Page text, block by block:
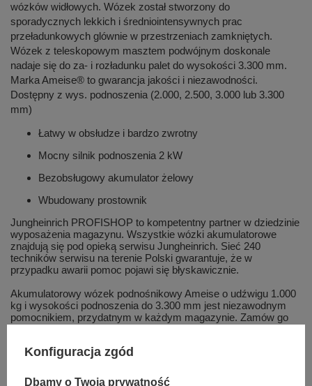
wózków widłowych. Wózek został stworzony do
sporadycznych lekkich i średniointensywnych prac
przeładunkowych glównie w przestrzeniach zamkniętych.
Wózek z teleskopowym masztem podwójnym doskonale
nadaje się do za- i rozładunku palet do wysokości 3.300 mm.
Marka Ameise® to gwarancja jakości i niezawodności.
Dostępny z wys. podnoszenia (2.000, 2.500, 3.000 lub 3.300
mm)
Łatwy w obsłudze i bardzo zwrotny
Mocny silnik podnoszenia 2 kW
Bezobsługowy akumulator żelowy
Wbudowany prostownik
Jungheinrich PROFISHOP to kompetentny partner w dziedzinie
wyposażenia magazynu. Wszystkie wózki akumulatorowe
znajdują się pod opieką serwisu Jungheinrich. Sieć 240
techników serwisu na terenie Polski gwarantuje, że w
przypadku awarii pomoc pojawi się błyskawicznie.
Akumulatorowy wózek podnośnikowy Ameise o udźwigu 1.000
kg i wysokości podnoszenia do 3.300 mm jest niezawodnym
pomocnikiem, przydatnym w każdym magazynie. Zamów go
Zakres podnoszenia
Konfiguracja zgód
Dbamy o Twoją prywatność